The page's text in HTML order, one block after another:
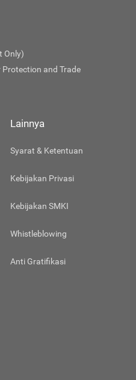
Only)
and Trade
Lainnya
Syarat & Ketentuan
Kebijakan Privasi
Kebijakan SMKI
Whistleblowing
Anti Gratifikasi